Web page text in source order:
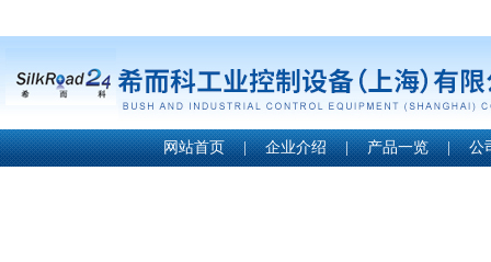
网站首页 | 企业介绍 | 产品一览 | 公